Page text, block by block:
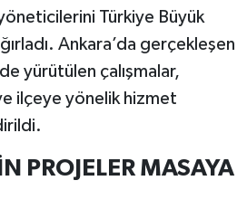
Türkiye Büyük
Ankara’da gerçekleşen
yürütülen çalışmalar,
ilçeye yönelik hizmet
PROJELER MASAYA